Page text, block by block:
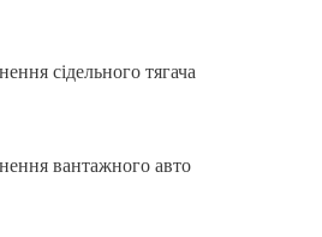
сідельного тягача
вантажного авто